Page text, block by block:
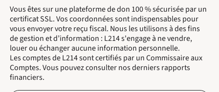
Vous êtes sur une plateforme de don 100 % sécurisée par un
certificat SSL. Vos coordonnées sont indispensables pour
vous envoyer votre reçu fiscal. Nous les utilisons à des fins
de gestion et d’information : L214 s'engage à ne vendre,
louer ou échanger aucune information personnelle.
Les comptes de L214 sont certifiés par un Commissaire aux
Comptes. Vous pouvez consulter nos derniers rapports
financiers.